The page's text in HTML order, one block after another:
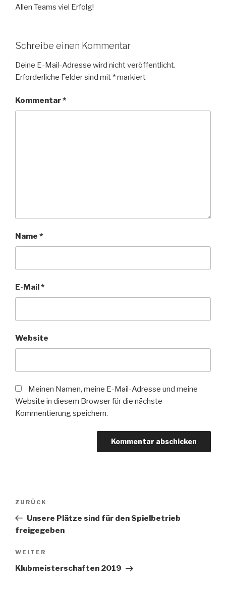
Allen Teams viel Erfolg!
Schreibe einen Kommentar
Deine E-Mail-Adresse wird nicht veröffentlicht.
Erforderliche Felder sind mit *markiert
Kommentar*
Name *
E-Mail*
Website
Meinen Namen, meine E-Mail-Adresse und meine
Website in diesem Browser für die nächste
Kommentierung speichern.
Beitrags-
Vorheriger
Beitrag
ZURÜCK
Unsere Plätze sind für den Spielbetrieb
freigegeben
Nächster
Beitrag
WEITER
Klubmeisterschaften 2019